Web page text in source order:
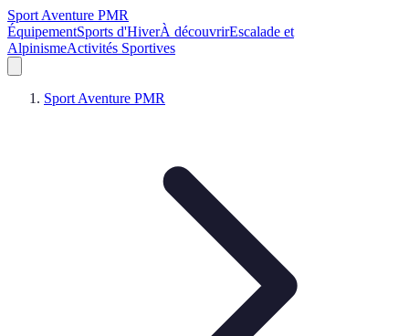
Sport Aventure PMR
ÉquipementSports d'HiverÀ découvrirEscalade et
AlpinismeActivités Sportives
Sport Aventure PMR